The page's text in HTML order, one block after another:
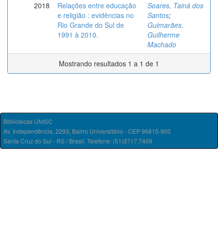
2018
Relações entre educação
e religião : evidências no
Rio Grande do Sul de
1991 à 2010.
Soares, Tainá dos
Santos;
Guimarães,
Guilherme
Machado
Mostrando resultados 1 a 1 de 1
Bibliotecas UNISC
Av. Independência, 2293, Bairro Universitário - CEP 96815-900
Santa Cruz do Sul - RS / Brasil. Telefone: (51)3717.7409